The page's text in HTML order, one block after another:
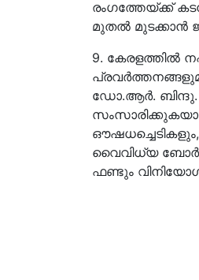
രംഗത്തേയ്ക്ക്
മുതല്‍ മുടക്കാന്‍
9. കേരളത്തിൽ
ഡോ.ആർ. ബിന്ദു.
വൈവിധ്യ
ഫണ്ടും